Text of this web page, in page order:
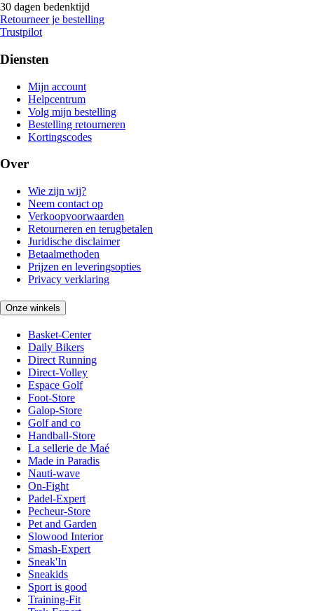
30 dagen bedenktijd
Retourneer je bestelling
Trustpilot
Diensten
Mijn account
Helpcentrum
Volg mijn bestelling
Bestelling retourneren
Kortingscodes
Over
Wie zijn wij?
Neem contact op
Verkoopvoorwaarden
Retourneren en terugbetalen
Juridische disclaimer
Betaalmethoden
Prijzen en leveringsopties
Privacy verklaring
Onze winkels
Basket-Center
Daily Bikers
Direct Running
Direct-Volley
Espace Golf
Foot-Store
Galop-Store
Golf and co
Handball-Store
La sellerie de Maé
Made in Paradis
Nauti-wave
On-Fight
Padel-Expert
Pecheur-Store
Pet and Garden
Slowood Interior
Smash-Expert
Sneak'In
Sneakids
Sport is good
Training-Fit